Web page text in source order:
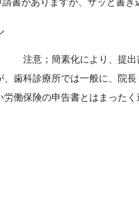
意；簡素化により、提出書
、歯科診療所では一般に、院
労働保険の申告書とはまった